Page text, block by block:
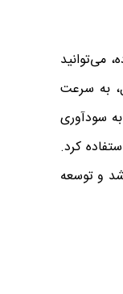
می‌توانید
به سرعت
سودآوری
کرد.
و توسعه